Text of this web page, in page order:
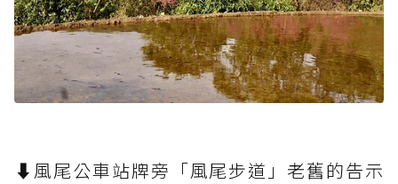
⬇︎風尾公車站牌旁「風尾步道」老舊的告示